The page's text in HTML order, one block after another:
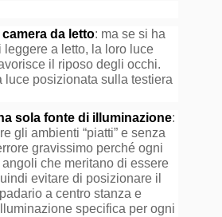
da letto: ma se si ha
leggere a letto, la loro luce
il riposo degli occhi.
luce posizionata sulla testiera
sola fonte di illuminazione:
gli ambienti “piatti” e senza
gravissimo perché ogni
che meritano di essere
evitare di posizionare il
a centro stanza e
specifica per ogni